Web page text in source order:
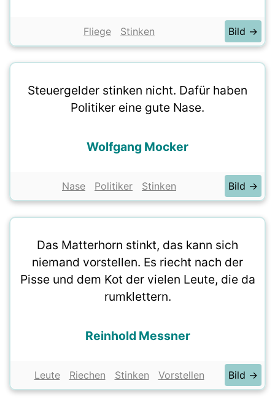
Fliege Stinken Bild →
Steuergelder stinken nicht. Dafür haben
Politiker eine gute Nase.
Wolfgang Mocker
Nase Politiker Stinken Bild →
Das Matterhorn stinkt, das kann sich
niemand vorstellen. Es riecht nach der
Pisse und dem Kot der vielen Leute, die da
rumklettern.
Reinhold Messner
Leute Riechen Stinken Vorstellen Bild →